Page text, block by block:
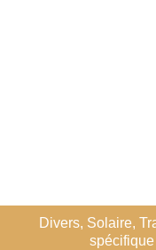
Divers, Solaire,
spécifique